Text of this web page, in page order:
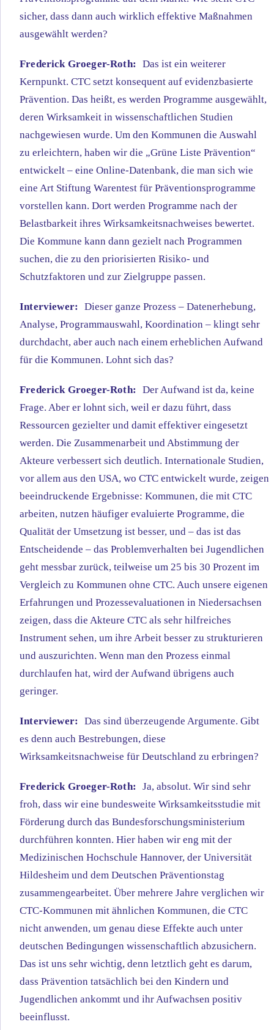
sicher, dass dann auch wirklich effektive Maßnahmen
ausgewählt werden?
Frederick Groeger-Roth:
Das ist ein weiterer
Kernpunkt. CTC setzt konsequent auf evidenzbasierte
Prävention. Das heißt, es werden Programme ausgewählt,
deren Wirksamkeit in wissenschaftlichen Studien
nachgewiesen wurde. Um den Kommunen die Auswahl
zu erleichtern, haben wir die „Grüne Liste Prävention“
entwickelt – eine Online-Datenbank, die man sich wie
eine Art Stiftung Warentest für Präventionsprogramme
vorstellen kann. Dort werden Programme nach der
Belastbarkeit ihres Wirksamkeitsnachweises bewertet.
Die Kommune kann dann gezielt nach Programmen
suchen, die zu den priorisierten Risiko- und
Schutzfaktoren und zur Zielgruppe passen.
Interviewer:
Dieser ganze Prozess – Datenerhebung,
Analyse, Programmauswahl, Koordination – klingt sehr
durchdacht, aber auch nach einem erheblichen Aufwand
für die Kommunen. Lohnt sich das?
Frederick Groeger-Roth:
Der Aufwand ist da, keine
Frage. Aber er lohnt sich, weil er dazu führt, dass
Ressourcen gezielter und damit effektiver eingesetzt
werden. Die Zusammenarbeit und Abstimmung der
Akteure verbessert sich deutlich. Internationale Studien,
vor allem aus den USA, wo CTC entwickelt wurde, zeigen
beeindruckende Ergebnisse: Kommunen, die mit CTC
arbeiten, nutzen häufiger evaluierte Programme, die
Qualität der Umsetzung ist besser, und – das ist das
Entscheidende – das Problemverhalten bei Jugendlichen
geht messbar zurück, teilweise um 25 bis 30 Prozent im
Vergleich zu Kommunen ohne CTC. Auch unsere eigenen
Erfahrungen und Prozessevaluationen in Niedersachsen
zeigen, dass die Akteure CTC als sehr hilfreiches
Instrument sehen, um ihre Arbeit besser zu strukturieren
und auszurichten. Wenn man den Prozess einmal
durchlaufen hat, wird der Aufwand übrigens auch
geringer.
Interviewer:
Das sind überzeugende Argumente. Gibt
es denn auch Bestrebungen, diese
Wirksamkeitsnachweise für Deutschland zu erbringen?
Frederick Groeger-Roth:
Ja, absolut. Wir sind sehr
froh, dass wir eine bundesweite Wirksamkeitsstudie mit
Förderung durch das Bundesforschungsministerium
durchführen konnten. Hier haben wir eng mit der
Medizinischen Hochschule Hannover, der Universität
Hildesheim und dem Deutschen Präventionstag
zusammengearbeitet. Über mehrere Jahre verglichen wir
CTC-Kommunen mit ähnlichen Kommunen, die CTC
nicht anwenden, um genau diese Effekte auch unter
deutschen Bedingungen wissenschaftlich abzusichern.
Das ist uns sehr wichtig, denn letztlich geht es darum,
dass Prävention tatsächlich bei den Kindern und
Jugendlichen ankommt und ihr Aufwachsen positiv
beeinflusst.